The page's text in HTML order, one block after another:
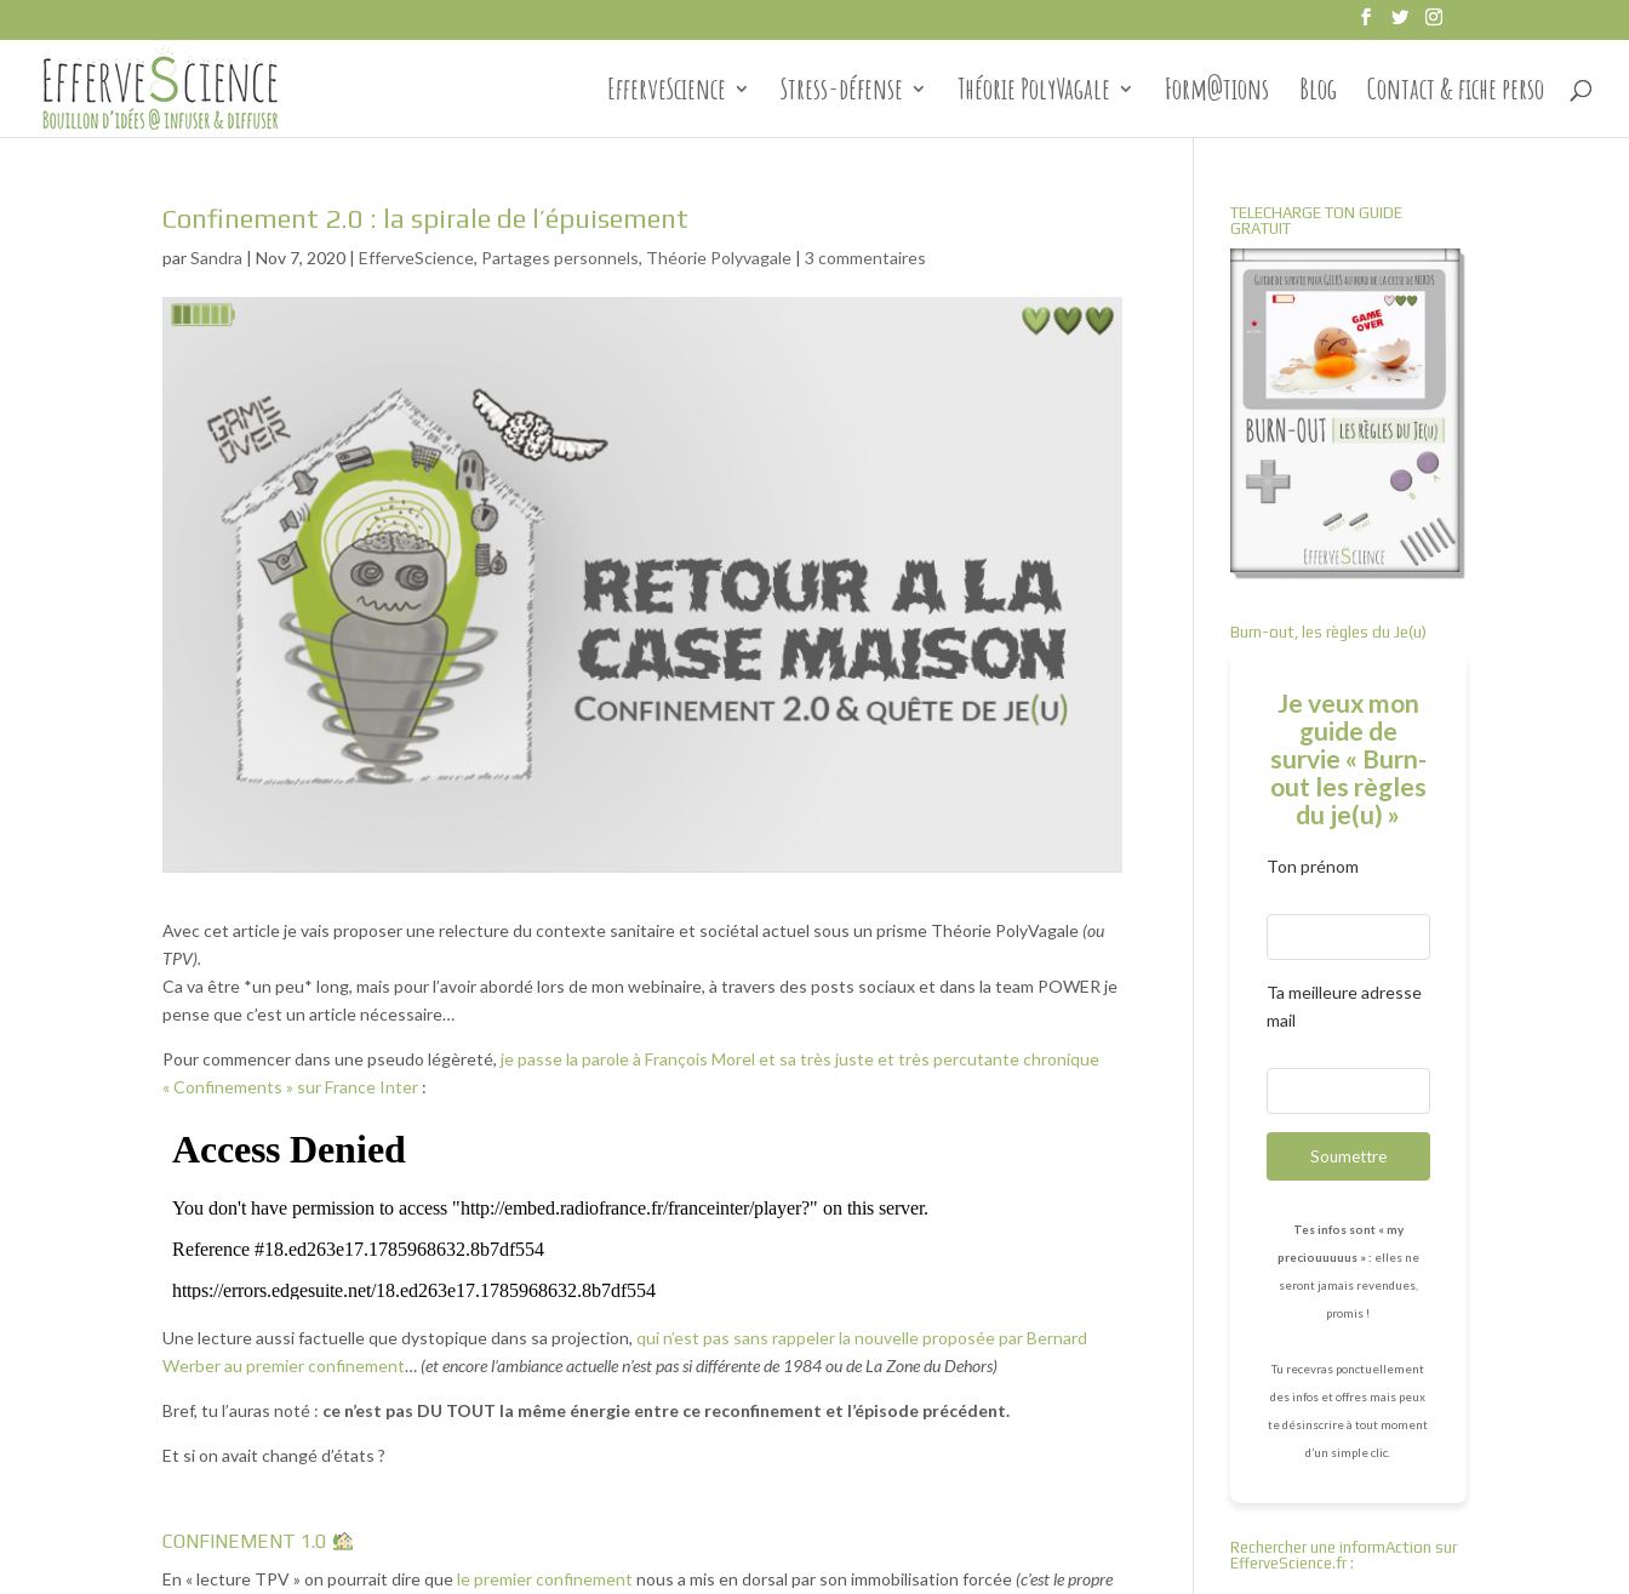
EfferveScience Stress-défense Théorie PolyVagale Form@tions Blog Contact & fiche perso
Confinement 2.0 : la spirale de l’épuisement
parSandra |Nov 7, 2020 |EfferveScience, Partages personnels, Théorie Polyvagale |3 commentaires
Avec cet article je vais proposer une relecture du contexte sanitaire et sociétal actuel sous un prisme Théorie PolyVagale (ou
TPV).
Ca va être *un peu* long, mais pour l’avoir abordé lors de mon webinaire, à travers des posts sociaux et dans la team POWER je
pense que c’est un article nécessaire…
Pour commencer dans une pseudo légèreté, je passe la parole à François Morel et sa très juste et très percutante chronique
« Confinements » sur France Inter :
Une lecture aussi factuelle que dystopique dans sa projection,qui n’est pas sans rappeler la nouvelle proposée par Bernard
Werber au premier confinement… (et encore l’ambiance actuelle n’est pas si différente de 1984 ou de La Zone du Dehors)
Bref, tu l’auras noté : ce n’est pas DU TOUT la même énergie entre ce reconfinement et l’épisode précédent.
Et si on avait changé d’états ?
CONFINEMENT 1.0
En « lecture TPV » on pourrait dire quele premier confinementnous a mis en dorsal par son immobilisation forcée (c’est le propre
TELECHARGE TON GUIDE
GRATUIT
Burn-out, les règles du Je(u)
Je veux mon
guide de
survie « Burn-
out les règles
du je(u) »
Ton prénom
Ta meilleure adresse
mail
Soumettre
Tes infos sont « my
preciouuuuus » : elles ne
seront jamais revendues,
promis !
Tu recevras ponctuellement
des infos et offres mais peux
te désinscrire à tout moment
d’un simple clic.
Rechercher une informAction sur
EfferveScience.fr :